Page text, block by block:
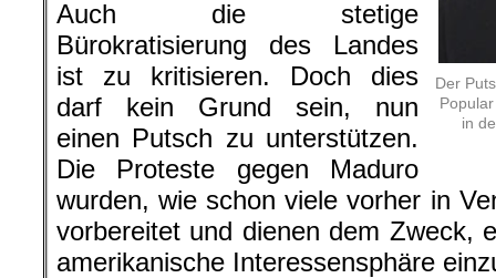
Der
in
Auch die stetige
Bürokratisierung des Landes
ist zu kritisieren. Doch dies
darf kein Grund sein, nun
einen Putsch zu unterstützen.
Die Proteste gegen Maduro
wurden, wie schon viele vorher in
vorbereitet und dienen dem Zweck,
amerikanische Interessensphäre